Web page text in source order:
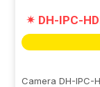
✴ DH-IPC-
Camera DH-IPC-